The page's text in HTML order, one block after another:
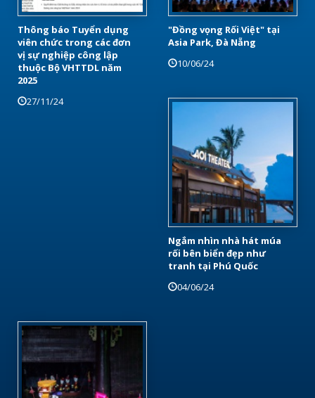
Thông báo Tuyển dụng
viên chức trong các đơn
vị sự nghiệp công lập
thuộc Bộ VHTTDL năm
2025
27/11/24
"Đồng vọng Rối Việt" tại
Asia Park, Đà Nẵng
10/06/24
Ngắm nhìn nhà hát múa
rối bên biển đẹp như
tranh tại Phú Quốc
04/06/24